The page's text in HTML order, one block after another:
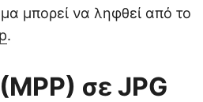
μπορεί να ληφθεί από το
.
σε JPG